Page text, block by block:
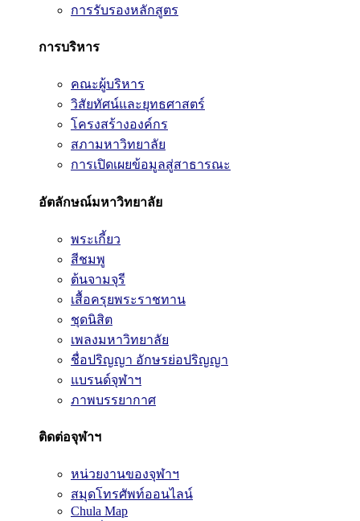
การรับรองหลักสูตร
การบริหาร
คณะผู้บริหาร
วิสัยทัศน์และยุทธศาสตร์
โครงสร้างองค์กร
สภามหาวิทยาลัย
การเปิดเผยข้อมูลสู่สาธารณะ
อัตลักษณ์มหาวิทยาลัย
พระเกี้ยว
สีชมพู
ต้นจามจุรี
เสื้อครุยพระราชทาน
ชุดนิสิต
เพลงมหาวิทยาลัย
ชื่อปริญญา อักษรย่อปริญญา
แบรนด์จุฬาฯ
ภาพบรรยากาศ
ติดต่อจุฬาฯ
หน่วยงานของจุฬาฯ
สมุดโทรศัพท์ออนไลน์
Chula Map